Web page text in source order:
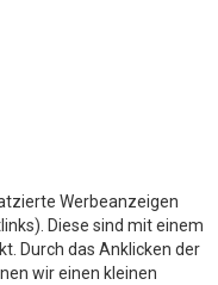
Werbeanzeigen
Diese sind mit einem
Durch das Anklicken der
wir einen kleinen